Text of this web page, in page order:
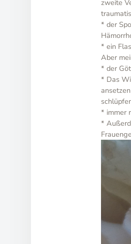
zweite
* der
* ein
Aber
* der
* Das
* immer
*